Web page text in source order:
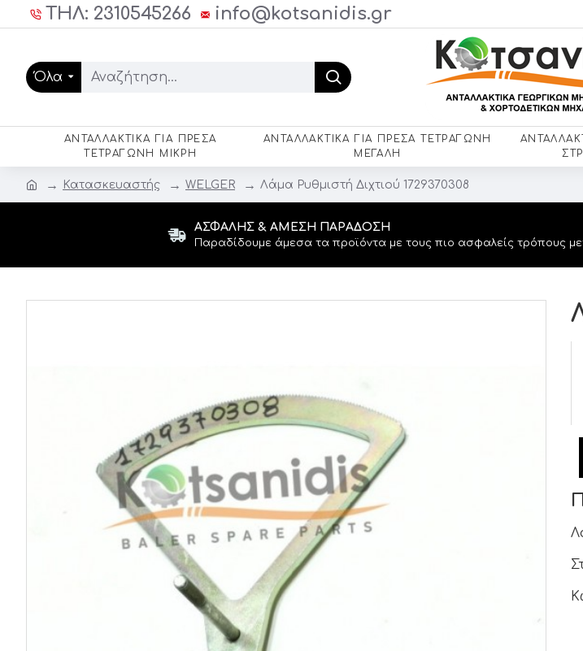
ΤΗΛ: 2310545266 info@kotsanidis.gr
Όλα
ΑΝΤΑΛΛΑΚΤΙΚΆ ΓΙΑ ΠΡΈΣΑ
ΤΕΤΡΆΓΩΝΗ ΜΙΚΡΉ
ΑΝΤΑΛΛΑΚΤΙΚΆ ΓΙΑ ΠΡΈΣΑ ΤΕΤΡΆΓΩΝΗ
ΜΕΓΆΛΗ
Κατασκευαστής WELGER Λάμα Ρυθμιστή Διχτιού 1729370308
ΑΣΦΑΛΉΣ & ΆΜΕΣΗ ΠΑΡΆΔΟΣΗ
Παραδίδουμε άμεσα τα προϊόντα με τους πιο ασφαλείς τρόπους